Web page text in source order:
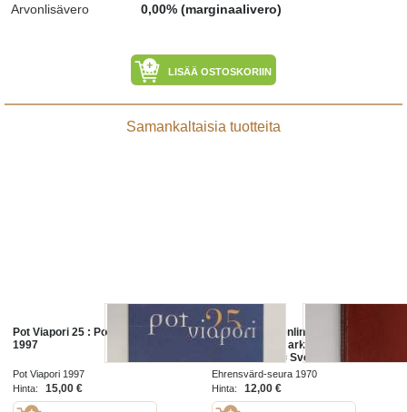
Arvonlisävero 0,00% (marginaalivero)
LISÄÄ OSTOSKORIIN
Samankaltaisia tuotteita
Pot Viapori 25 : Pot Viapori 1972-
1997
Pot Viapori 1997
Hinta:
15,00 €
Viapori Suomenlinna Sveaborg :
Suomenlinnan arkkitehtuuria
vuonna 1970 = Sveaborgs
arkitektur år 1970 - Viapori -
Sveaborg
Ehrensvärd-seura 1970
Hinta:
12,00 €